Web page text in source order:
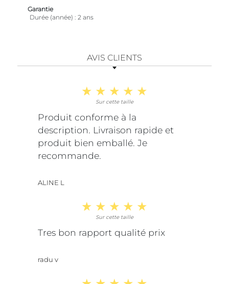
Garantie
Durée (année)
2 ans
AVIS CLIENTS
Sur cette taille
Produit conforme à la
description. Livraison rapide et
produit bien emballé. Je
recommande.
ALINE L
Sur cette taille
Tres bon rapport qualité prix
radu v